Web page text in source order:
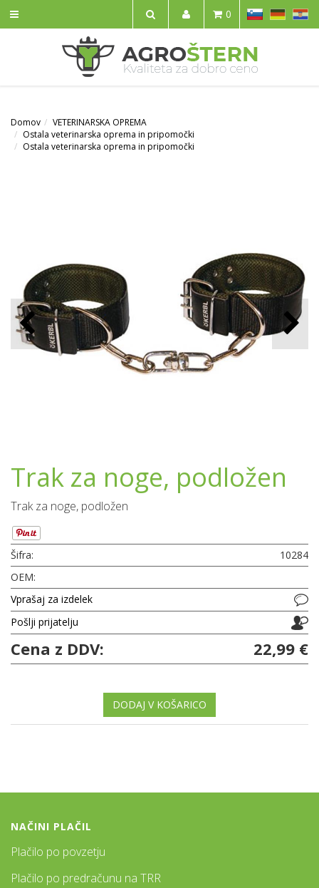
IŠČI
SL HR
0
Domov
VETERINARSKA OPREMA
Ostala veterinarska oprema in pripomočki
Ostala veterinarska oprema in pripomočki
Trak za noge, podložen
Trak za noge, podložen
Šifra:
10284
OEM:
Vprašaj za izdelek
Pošlji prijatelju
Cena z DDV: 22,99 €
DODAJ V KOŠARICO
NAČINI PLAČIL
Plačilo po povzetju
Plačilo po predračunu na TRR